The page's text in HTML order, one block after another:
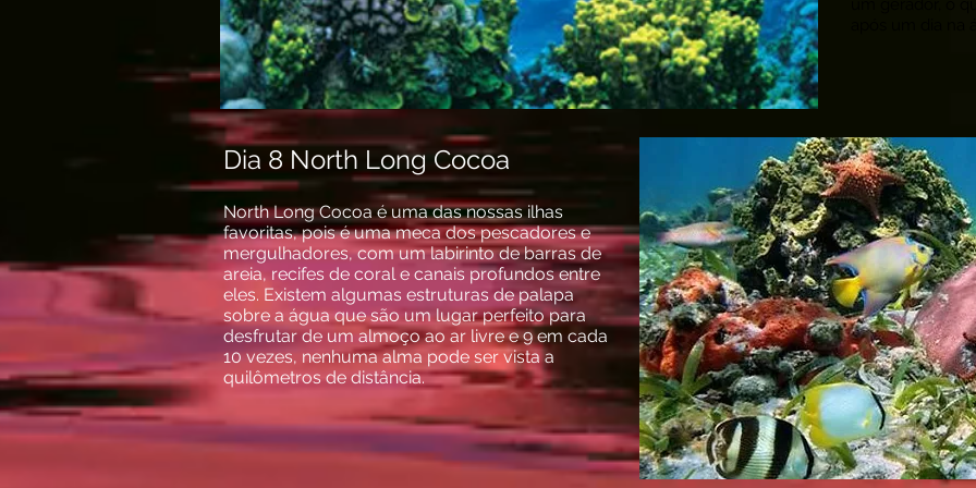
Dia 8 North Long Cocoa
North Long Cocoa é uma das nossas ilhas
favoritas, pois é uma meca dos pescadores e
mergulhadores, com um labirinto de barras de
areia, recifes de coral e canais profundos entre
eles. Existem algumas estruturas de palapa
sobre a água que são um lugar perfeito para
desfrutar de um almoço ao ar livre e 9 em cada
10 vezes, nenhuma alma pode ser vista a
quilômetros de distância.